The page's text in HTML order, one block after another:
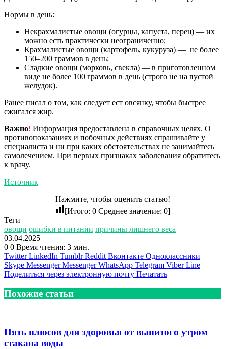
Нормы в день:
Некрахмалистые овощи (огурцы, капуста, перец) — их
можно есть практически неограниченно;
Крахмалистые овощи (картофель, кукуруза) — не более
150–200 граммов в день;
Сладкие овощи (морковь, свекла) — в приготовленном
виде не более 100 граммов в день (строго не на пустой
желудок).
Ранее писал о том, как следует ест овсянку, чтобы быстрее
сжигался жир.
Важно! Информация предоставлена в справочных целях. О
противопоказаниях и побочных действиях спрашивайте у
специалиста и ни при каких обстоятельствах не занимайтесь
самолечением. При первых признаках заболевания обратитесь
к врачу.
Источник
Нажмите, чтобы оценить статью!
[Итого: 0 Среднее значение: 0]
Теги
овощи ошибки в питании причины лишнего веса
03.04.2025
0 0 Время чтения: 3 мин.
Twitter LinkedIn Tumblr Reddit Вконтакте Одноклассники
Skype Messenger Messenger WhatsApp Telegram Viber Line
Поделиться через электронную почту Печатать
Похожие статьи
Пять плюсов для здоровья от выпитого утром
стакана воды